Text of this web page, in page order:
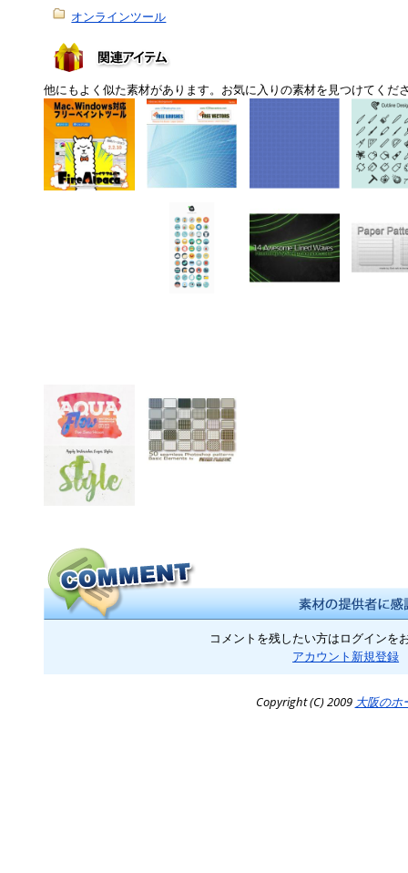
オンラインツール
他にもよく似た素材があります。お気に入りの素材を見つけてくだ
コメントを残したい方はログインを
アカウント新規登録
Copyright (C) 2009 大阪のホ